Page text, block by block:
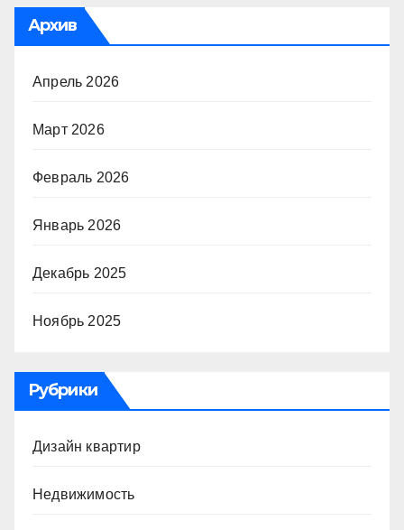
Архив
Апрель 2026
Март 2026
Февраль 2026
Январь 2026
Декабрь 2025
Ноябрь 2025
Рубрики
Дизайн квартир
Недвижимость